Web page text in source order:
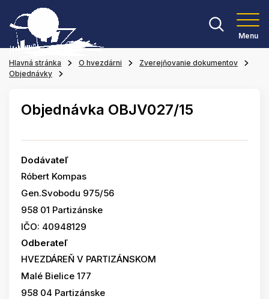
Menu
Hlavná stránka O hvezdárni
Zverejňovanie dokumentov
Objednávky
Objednávka OBJV027/15
Dodávateľ
Róbert Kompas
Gen.Svobodu 975/56
958 01 Partizánske
IČO: 40948129
Odberateľ
HVEZDÁREŇ V PARTIZÁNSKOM
Malé Bielice 177
958 04 Partizánske